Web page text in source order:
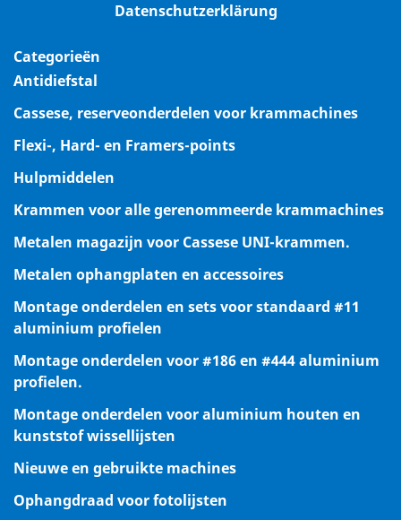
Datenschutzerklärung
Categorieën
Antidiefstal
Cassese, reserveonderdelen voor krammachines
Flexi-, Hard- en Framers-points
Hulpmiddelen
Krammen voor alle gerenommeerde krammachines
Metalen magazijn voor Cassese UNI-krammen.
Metalen ophangplaten en accessoires
Montage onderdelen en sets voor standaard #11
aluminium profielen
Montage onderdelen voor #186 en #444 aluminium
profielen.
Montage onderdelen voor aluminium houten en
kunststof wissellijsten
Nieuwe en gebruikte machines
Ophangdraad voor fotolijsten